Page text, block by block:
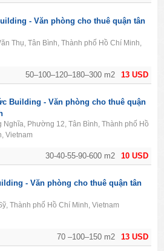
13 USD
50–100–120–180–300 m2
- Văn phòng cho thuê quận tân
Thụ, Tân Bình, Thành phố Hồ Chí Minh,
10 USD
30-40-55-90-600 m2
Building - Văn phòng cho thuê quận
Nghĩa, Phường 12, Tân Bình, Thành phố Hồ
Vietnam
13 USD
70 –100–150 m2
- Văn phòng cho thuê quận tân
Thành phố Hồ Chí Minh, Vietnam